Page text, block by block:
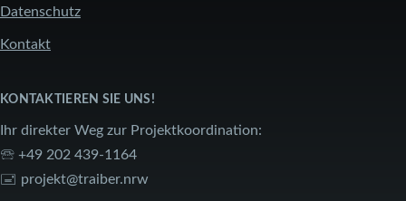
Datenschutz
Kontakt
KONTAKTIEREN SIE UNS!
Ihr direkter Weg zur Projektkoordination:
🕾 +49 202 439-1164
🖃 projekt@traiber.nrw